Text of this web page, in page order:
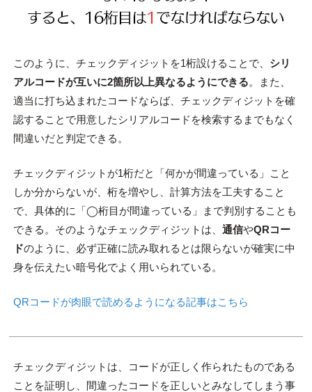
このように、チェックディジットを1桁設けることで、 シリ
アルコードが互いに2箇所以上異なるようにできる。また、
適当に打ち込まれたコードならば、チェックディジットを確
認することで用意したシリアルコードを検索するまでもなく
間違いだと判定できる。
チェックディジットが1桁だと「何かが間違っている」こと
しか分からないが、桁を増やし、計算方法を工夫すること
で、具体的に「◯桁目が間違っている」まで判別することも
できる。そのようなチェックディジットは、 通信やQRコー
ドのように、必ず正確に読み取れるとは限らないが確実に中
身を伝えたい暗号化でよく用いられている。
QRコードが肉眼で読めるようになる記事はこちら
チェックディジットは、コードが正しく作られたものである
ことを証明し、間違ったコードを正しいとみなしてしまう事